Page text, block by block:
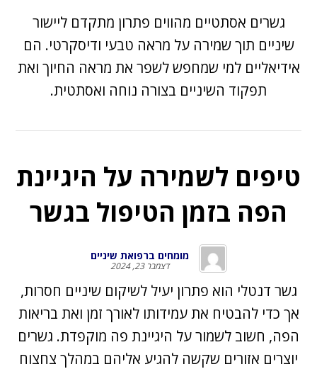
גשרים אסתטיים מהווים פתרון מתקדם ליישור
שיניים תוך שמירה על מראה טבעי ודיסקרטי. הם
אידיאליים למי שמחפש לשפר את מראה החיוך ואת
תפקוד השיניים בצורה נוחה ואסתטית.
טיפים לשמירה על היגיינת
הפה בזמן הטיפול בגשר
מומחים ברפואת שיניים
דצמבר 23, 2024
גשר דנטלי הוא פתרון יעיל לשיקום שיניים חסרות,
אך כדי להבטיח את עמידותו לאורך זמן ואת בריאות
הפה, חשוב לשמור על היגיינת פה מוקפדת. גשרים
יוצרים אזורים שקשה להגיע אליהם במהלך צחצוח